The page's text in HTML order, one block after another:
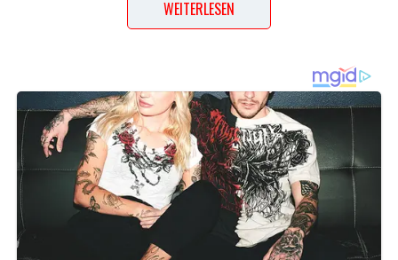
Pfeffer aus der Mühle
1 Handvoll frische Kräuter (wie Petersilie, Estragon,
Dill und Thymian)
einige Pfefferkörner
1 Knoblauchzehe
150 g Butter
1 Stückchen Baguette
Lob, Kritik, Fragen oder Anregungen zum Rezept?
Dann hinterlasse doch bitte einen Kommentar am
WEITERLESEN